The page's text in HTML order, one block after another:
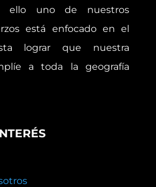
ello uno de nuestros
está enfocado en el
lograr que nuestra
a toda la geografía